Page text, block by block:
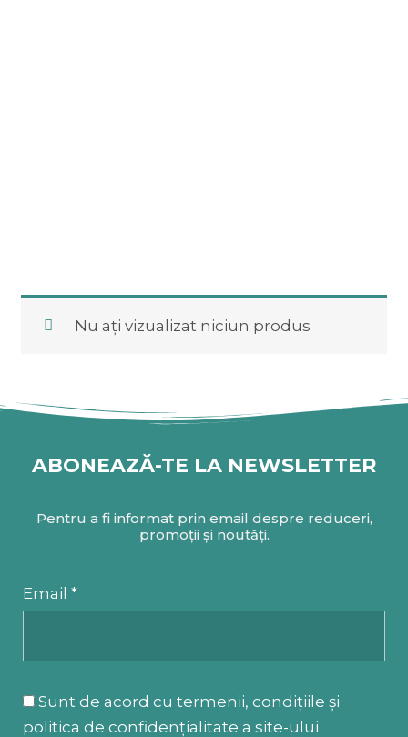
Nu ați vizualizat niciun produs
ABONEAZĂ-TE LA NEWSLETTER
Pentru a fi informat prin email despre reduceri,
promoții și noutăți.
Email *
Sunt de acord cu termenii, condițiile și
politica de confidențialitate a site-ului